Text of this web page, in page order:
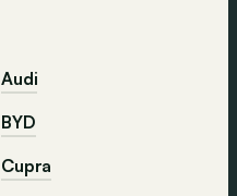
Audi
BYD
Cupra